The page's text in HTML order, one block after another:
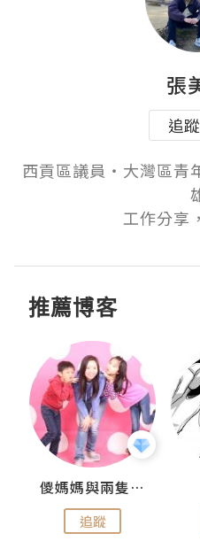
張
追蹤
西貢區議員‧大灣區青
工作分享
推薦博客
儍媽媽與兩隻小魔怪之家
追蹤